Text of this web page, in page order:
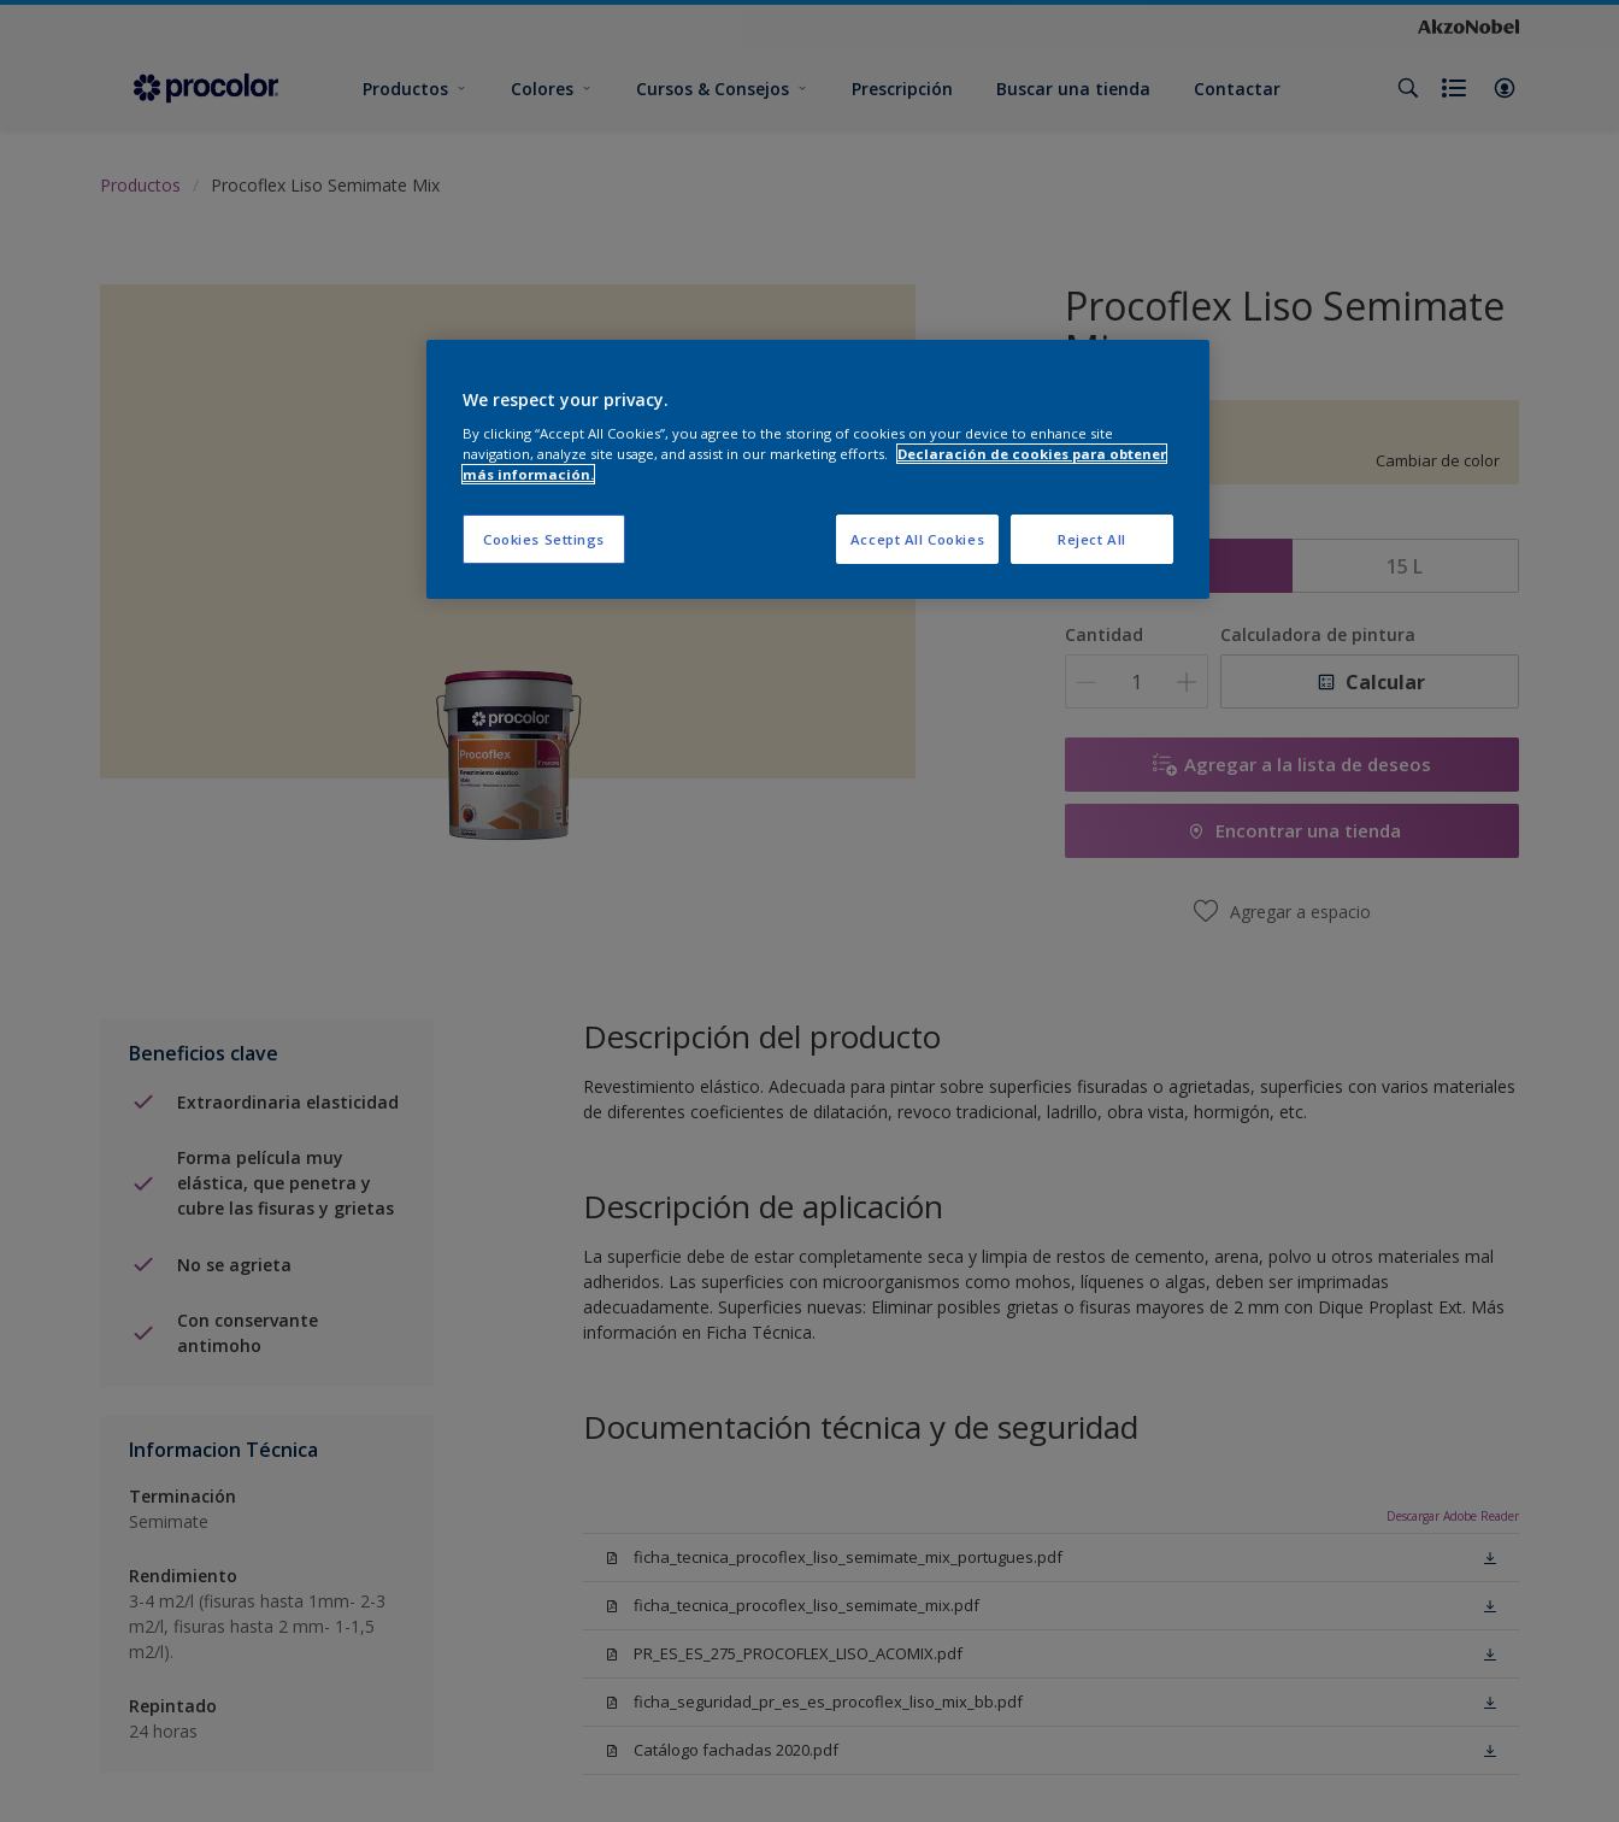
Productos Colores Cursos & Consejos Prescripción Buscar una tienda Contactar
Productos Procoflex Liso Semimate Mix
Procoflex Liso Semimate
Mix
F4.06.87
Cambiar de color
5 L 15 L
Cantidad Calculadora de pintura
Calcular
Agregar a la lista de deseos
Encontrar una tienda
Agregar a espacio
Beneficios clave
Extraordinaria elasticidad
Forma película muy
elástica, que penetra y
cubre las fisuras y grietas
No se agrieta
Con conservante
antimoho
Informacion Técnica
Terminación
Semimate
Rendimiento
3-4 m2/l (fisuras hasta 1mm- 2-3
m2/l, fisuras hasta 2 mm- 1-1,5
m2/l).
Repintado
24 horas
Descripción del producto
Revestimiento elástico. Adecuada para pintar sobre superficies fisuradas o agrietadas, superficies con varios materiales
de diferentes coeficientes de dilatación, revoco tradicional, ladrillo, obra vista, hormigón, etc.
Descripción de aplicación
La superficie debe de estar completamente seca y limpia de restos de cemento, arena, polvo u otros materiales mal
adheridos. Las superficies con microorganismos como mohos, líquenes o algas, deben ser imprimadas
adecuadamente. Superficies nuevas: Eliminar posibles grietas o fisuras mayores de 2 mm con Dique Proplast Ext. Más
información en Ficha Técnica.
Documentación técnica y de seguridad
Descargar Adobe Reader
ficha_tecnica_procoflex_liso_semimate_mix_portugues.pdf
ficha_tecnica_procoflex_liso_semimate_mix.pdf
PR_ES_ES_275_PROCOFLEX_LISO_ACOMIX.pdf
ficha_seguridad_pr_es_es_procoflex_liso_mix_bb.pdf
Catálogo fachadas 2020.pdf
We respect your privacy.
By clicking “Accept All Cookies”, you agree to the storing of cookies on your device to enhance site
navigation, analyze site usage, and assist in our marketing efforts.
Declaración de cookies para obtener
más información.
Cookies Settings Reject All
Accept All Cookies